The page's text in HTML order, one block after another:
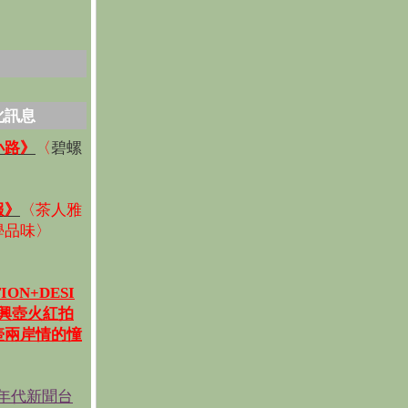
訊息
》 〈碧螺
〈茶人雅
味〉
壺火紅拍
岸情的憧
代新聞台